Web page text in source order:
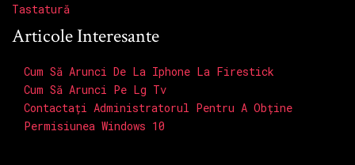
Tastatură
Articole Interesante
Cum Să Arunci De La Iphone La Firestick
Cum Să Arunci Pe Lg Tv
Contactați Administratorul Pentru A Obține
Permisiunea Windows 10